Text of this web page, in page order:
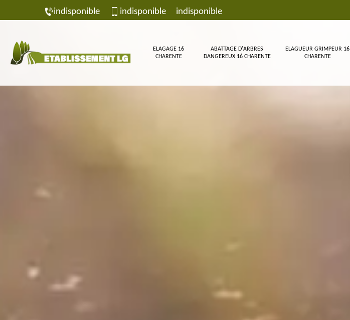
indisponible indisponible indisponible
ELAGAGE 16
CHARENTE
ABATTAGE D'ARBRES
DANGEREUX 16 CHARENTE
ELAGUEUR GRIMPEUR 16
CHARENTE